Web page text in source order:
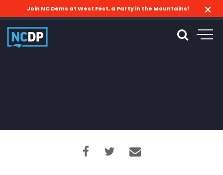
Join NC Dems at West Fest, a Party in the Mountains!